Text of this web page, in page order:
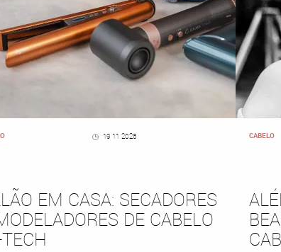
19 11 2025
EM CASA: SECADORES
DE CABELO
CABELO